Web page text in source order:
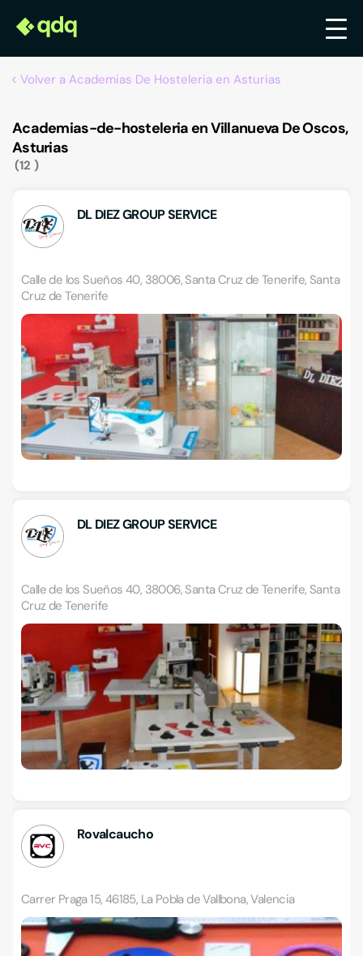
Volver a Academias De Hosteleria en Asturias
Academias-de-hosteleria en Villanueva De Oscos,
Asturias
12
DL DIEZ GROUP SERVICE
Calle de los Sueños 40, 38006, Santa Cruz de Tenerife, Santa
Cruz de Tenerife
DL DIEZ GROUP SERVICE
Calle de los Sueños 40, 38006, Santa Cruz de Tenerife, Santa
Cruz de Tenerife
Rovalcaucho
Carrer Praga 15, 46185, La Pobla de Vallbona, Valencia